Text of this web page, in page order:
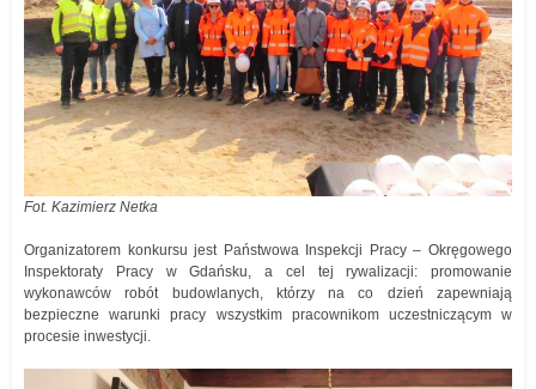
Fot. Kazimierz Netka
Organizatorem konkursu jest Państwowa Inspekcji Pracy – Okręgowego
Inspektoraty Pracy w Gdańsku, a cel tej rywalizacji: promowanie
wykonawców robót budowlanych, którzy na co dzień zapewniają
bezpieczne warunki pracy wszystkim pracownikom uczestniczącym w
procesie inwestycji.